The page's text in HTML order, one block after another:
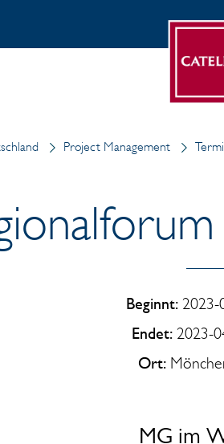
Project Management
Beginnt:2023-
Endet:2023-
Ort:
MG im